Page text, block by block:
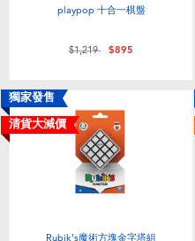
playpop 十合一棋盤
價格從
$1,219至$895
獨家發售
清貨大減價
Rubik's魔術方塊金字塔組